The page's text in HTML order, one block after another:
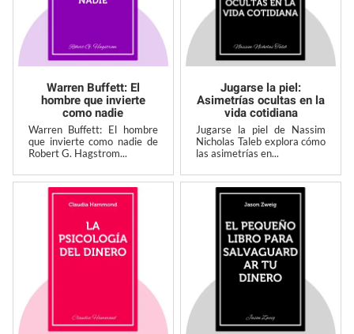
Warren Buffett: El
hombre que invierte
como nadie
Warren Buffett: El hombre
que invierte como nadie de
Robert G. Hagstrom...
Jugarse la piel:
Asimetrías ocultas en la
vida cotidiana
Jugarse la piel de Nassim
Nicholas Taleb explora cómo
las asimetrías en...